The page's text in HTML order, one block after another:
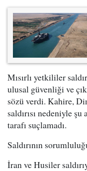
Mısırlı yetkililer
ulusal güvenliği ve
sözü verdi. Kahire,
saldırısı nedeniyle
tarafı suçlamadı.
Saldırının
İran ve Husiler